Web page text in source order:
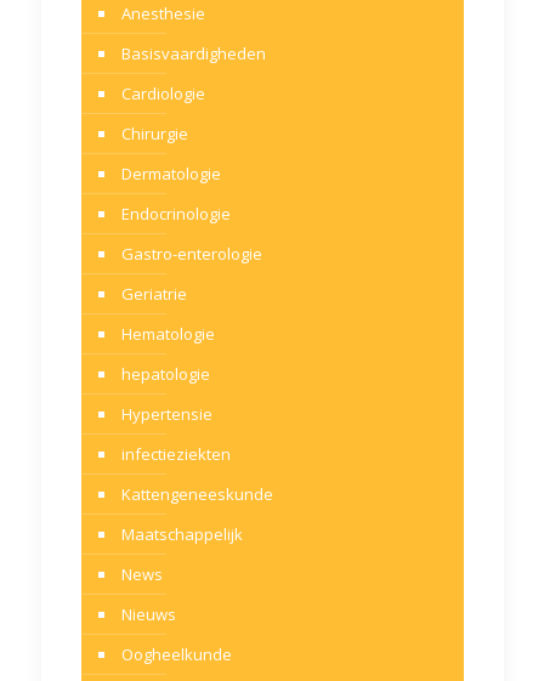
Anesthesie
Basisvaardigheden
Cardiologie
Chirurgie
Dermatologie
Endocrinologie
Gastro-enterologie
Geriatrie
Hematologie
hepatologie
Hypertensie
infectieziekten
Kattengeneeskunde
Maatschappelijk
News
Nieuws
Oogheelkunde